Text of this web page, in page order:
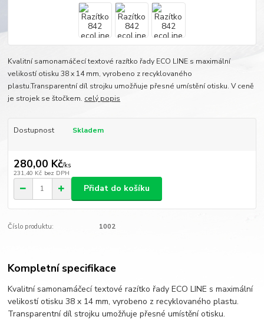
Kvalitní samonamáčecí textové razítko řady ECO LINE s maximální
velikostí otisku 38 x 14 mm, vyrobeno z recyklovaného
plastu.Transparentní díl strojku umožňuje přesné umístění otisku. V ceně
je strojek se štočkem. celý popis
Dostupnost Skladem
280,00 Kč/ks
231,40 Kč bez DPH
Přidat do košíku
Číslo produktu: 1002
Kompletní specifikace
Kvalitní samonamáčecí textové razítko řady ECO LINE s maximální
velikostí otisku 38 x 14 mm, vyrobeno z recyklovaného plastu.
Transparentní díl strojku umožňuje přesné umístění otisku.